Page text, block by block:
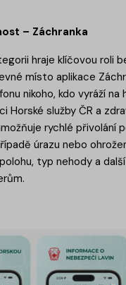
– Záchranka
hraje klíčovou roli
místo aplikace
nikoho, kdo vyráží na
Horské služby ČR a
rychlé přivolání
úrazu nebo
typ nehody a